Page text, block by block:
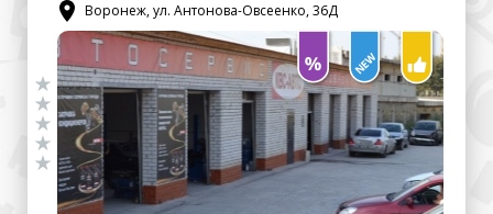
Воронеж, ул. Антонова-Овсеенко, 36Д